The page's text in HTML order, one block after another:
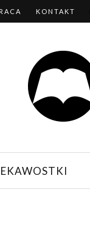
KONTAKT